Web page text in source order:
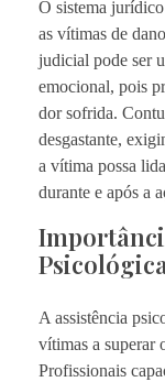
O sistema
as vítimas de
judicial pode ser
emocional, pois
dor sofrida.
desgastante,
a vítima possa
durante e após a
A assistência
vítimas a superar
Profissionais